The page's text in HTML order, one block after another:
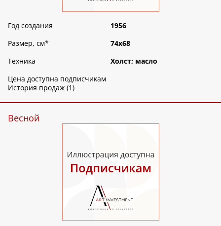
Год создания
1956
Размер, см*
74х68
Техника
Холст; масло
Цена доступна подписчикам
История продаж (1)
Весной